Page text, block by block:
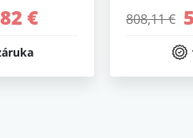
€ 808,11 €